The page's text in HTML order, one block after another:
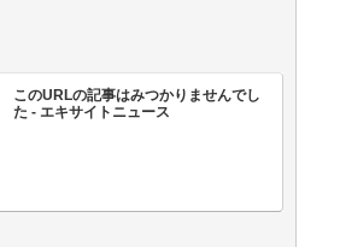
このURLの記事はみつかりませんでし
た - エキサイトニュース